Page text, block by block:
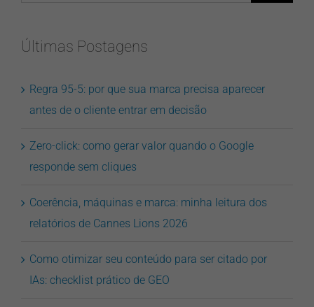
Últimas Postagens
Regra 95-5: por que sua marca precisa aparecer
antes de o cliente entrar em decisão
Zero-click: como gerar valor quando o Google
responde sem cliques
Coerência, máquinas e marca: minha leitura dos
relatórios de Cannes Lions 2026
Como otimizar seu conteúdo para ser citado por
IAs: checklist prático de GEO